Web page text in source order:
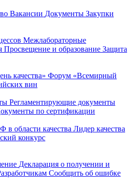
Вакансии Документы Закупки
Межлабораторные
Просвещение и образование Защита
качества» Форум «Всемирный
вин
Регламентирующие документы
по сертификации
в области качества Лидер качества
конкурс
Декларация о получении и
Сообщить об ошибке